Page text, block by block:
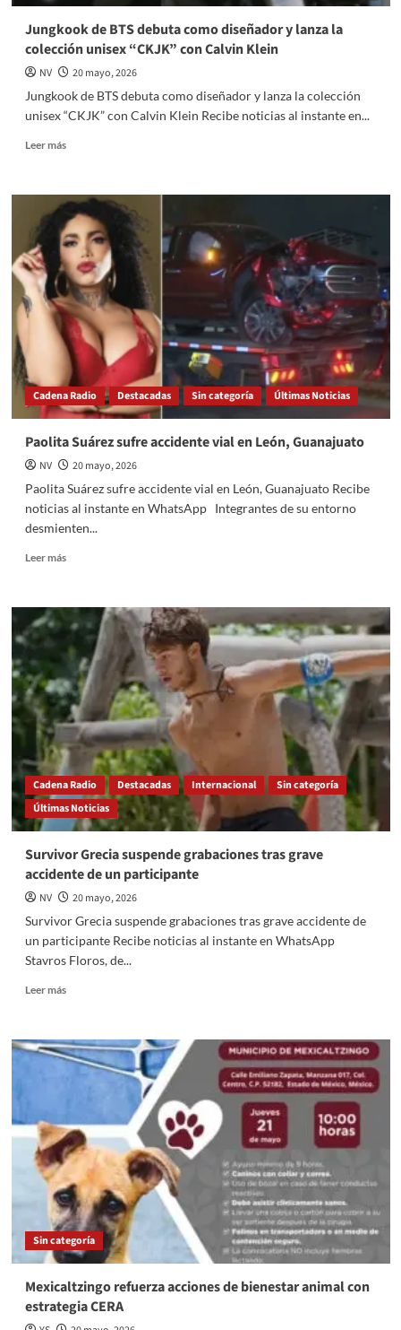
Jungkook de BTS debuta como diseñador y lanza la
colección unisex “CKJK” con Calvin Klein
NV
20 mayo, 2026
Jungkook de BTS debuta como diseñador y lanza la colección
unisex “CKJK” con Calvin Klein Recibe noticias al instante en...
Leer másRead
Jungkook
de
BTS
debuta
como
diseñador
y
lanza
colección
unisex
“CKJK”
con
Calvin
Cadena Radio Destacadas Sin categoría Últimas Noticias
Paolita Suárez sufre accidente vial en León, Guanajuato
NV
20 mayo, 2026
Paolita Suárez sufre accidente vial en León, Guanajuato Recibe
noticias al instante en WhatsApp Integrantes de su entorno
desmienten...
Leer másRead
Paolita
Suárez
sufre
accidente
vial
en
León,
Guanajuato
Cadena Radio Destacadas Internacional
Sin categoría
Últimas Noticias
Survivor Grecia suspende grabaciones tras grave
accidente de un participante
NV
20 mayo, 2026
Survivor Grecia suspende grabaciones tras grave accidente de
un participante Recibe noticias al instante en WhatsApp
Stavros Floros, de...
Leer másRead
Survivor
Grecia
suspende
grave
accidente
de
participante
Sin categoría
Mexicaltzingo refuerza acciones de bienestar animal con
estrategia CERA